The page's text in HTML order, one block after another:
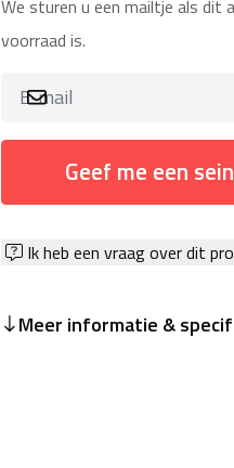
We sturen u een mailtje als dit
voorraad is.
Geef me een
Ik heb een vraag over dit
Meer informatie &